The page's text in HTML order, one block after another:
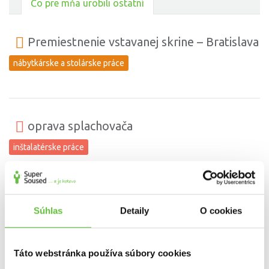
Súhlas Detaily O cookies
Táto webstránka používa súbory cookies
Čo pre mňa urobili ostatní
Premiestnenie vstavanej skrine – Bratislava
nábytkárske a stolárske práce
oprava splachovača
inštalatérske práce
vypratanie dosiek z dreveného nábytku
Drevené dosky vypratal veľmi rýchlo, super komunikácia, dorazil na